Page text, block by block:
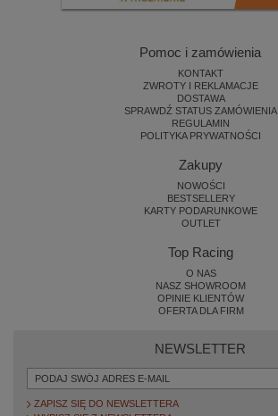
Pomoc i zamówienia
KONTAKT
ZWROTY I REKLAMACJE
DOSTAWA
SPRAWDŹ STATUS ZAMÓWIENIA
REGULAMIN
POLITYKA PRYWATNOŚCI
Zakupy
NOWOŚCI
BESTSELLERY
KARTY PODARUNKOWE
OUTLET
Top Racing
O NAS
NASZ SHOWROOM
OPINIE KLIENTÓW
OFERTA DLA FIRM
NEWSLETTER
ZAPISZ SIĘ DO NEWSLETTERA